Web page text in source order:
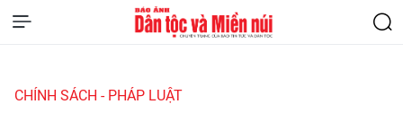
CHÍNH SÁCH - PHÁP LUẬT